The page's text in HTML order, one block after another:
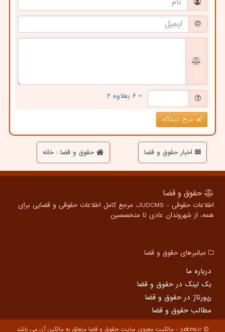
= ۶ بعلاوه ۲
درج دیدگاه
اخبار حقوق و قضا حقوق و قضا : خانه
حقوق و قضا
اطلاعات حقوقی - JUDCMS، مرجع کامل اطلاعات حقوقی و قضایی برای
همه، از شهروندان عادی تا متخصصین
میانبرهای حقوق و قضا
درباره ما
بک لینک در حقوق و قضا
رپورتاژ در حقوق و قضا
مطالب حقوق و قضا